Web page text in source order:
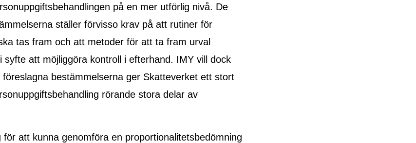
på en mer utförlig nivå. De
ställer förvisso krav på att rutiner för
tas fram och att metoder för att ta fram urval
syfte att möjliggöra kontroll i efterhand. IMY vill dock
bestämmelserna ger Skatteverket ett stort
rörande stora delar av
för att kunna genomföra en proportionalitetsbedömning